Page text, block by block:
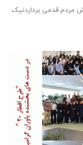
مردم قدمی برداردنیک